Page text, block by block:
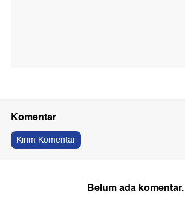
Komentar
Kirim Komentar
Belum ada komentar.